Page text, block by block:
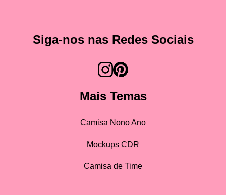
Siga-nos nas Redes Sociais
Mais Temas
Camisa Nono Ano
Mockups CDR
Camisa de Time